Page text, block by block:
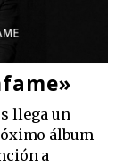
llega un
álbum
a